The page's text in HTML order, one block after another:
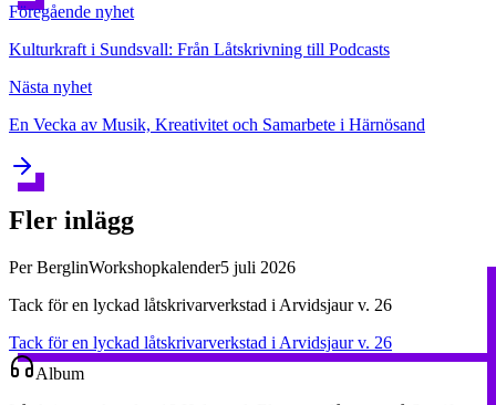
Föregående nyhet
Kulturkraft i Sundsvall: Från Låtskrivning till Podcasts
Nästa nyhet
En Vecka av Musik, Kreativitet och Samarbete i Härnösand
Fler inlägg
Per BerglinWorkshopkalender5 juli 2026
Tack för en lyckad låtskrivarverkstad i Arvidsjaur v. 26
Tack för en lyckad låtskrivarverkstad i Arvidsjaur v. 26
Album